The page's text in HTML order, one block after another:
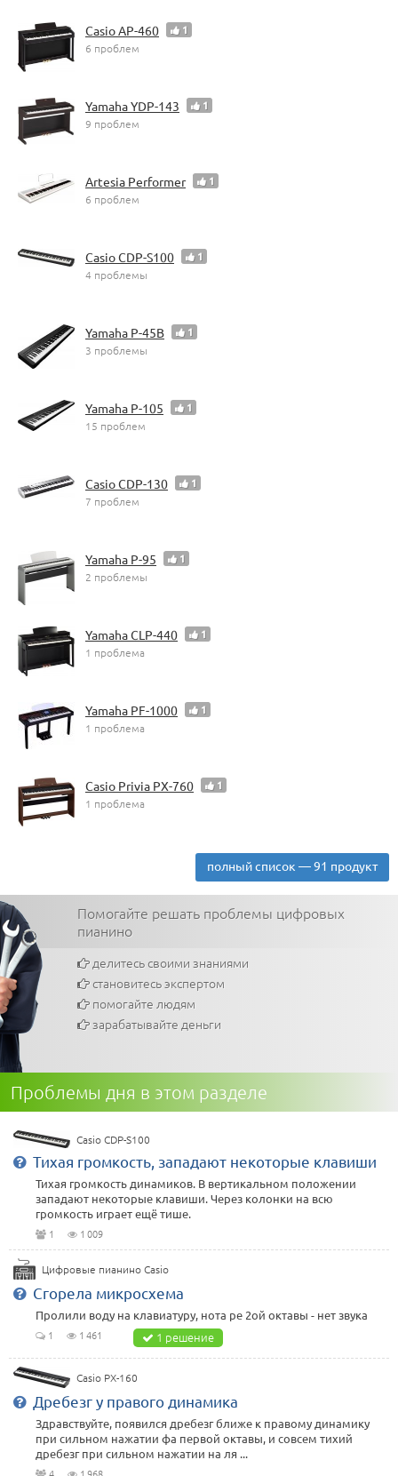
Casio AP-460 1
6 проблем
Yamaha YDP-143 1
9 проблем
Artesia Performer 1
6 проблем
Casio CDP-S100 1
4 проблемы
Yamaha P-45B 1
3 проблемы
Yamaha P-105 1
15 проблем
Casio CDP-130 1
7 проблем
Yamaha P-95 1
2 проблемы
Yamaha CLP-440 1
1 проблема
Yamaha PF-1000 1
1 проблема
Casio Privia PX-760 1
1 проблема
полный список — 91 продукт
Помогайте решать проблемы цифровых
пианино
делитесь своими знаниями
становитесь экспертом
помогайте людям
зарабатывайте деньги
Проблемы дня в этом разделе
Casio CDP-S100
Тихая громкость, западают некоторые клавиши
Тихая громкость динамиков. В вертикальном положении
западают некоторые клавиши. Через колонки на всю
громкость играет ещё тише.
1 1 009
Цифровые пианино Casio
Сгорела микросхема
Пролили воду на клавиатуру, нота ре 2ой октавы - нет звука
1 1 461 1 решение
Casio PX-160
Дребезг у правого динамика
Здравствуйте, появился дребезг ближе к правому динамику
при сильном нажатии фа первой октавы, и совсем тихий
дребезг при сильном нажатии на ля ...